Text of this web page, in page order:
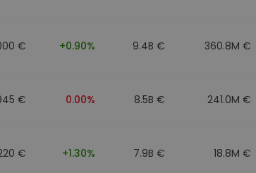
€ +0.90% 9.4B € 360.8M €
€ 0.00% 8.5B € 241.0M €
€ +1.30% 7.9B € 18.8M €